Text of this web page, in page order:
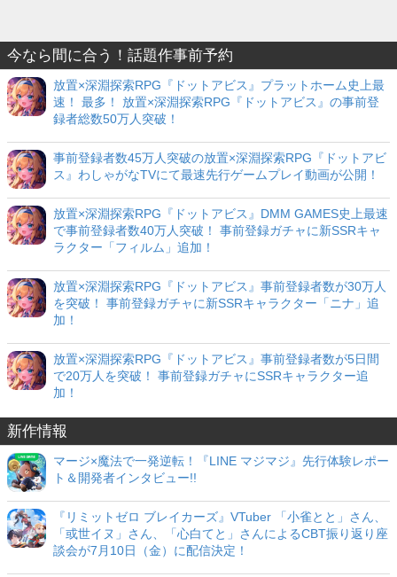
今なら間に合う！話題作事前予約
放置×深淵探索RPG『ドットアビス』プラットホーム史上最
速！ 最多！ 放置×深淵探索RPG『ドットアビス』の事前登
録者総数50万人突破！
事前登録者数45万人突破の放置×深淵探索RPG『ドットアビ
ス』わしゃがなTVにて最速先行ゲームプレイ動画が公開！
放置×深淵探索RPG『ドットアビス』DMM GAMES史上最速
で事前登録者数40万人突破！ 事前登録ガチャに新SSRキャ
ラクター「フィルム」追加！
放置×深淵探索RPG『ドットアビス』事前登録者数が30万人
を突破！ 事前登録ガチャに新SSRキャラクター「ニナ」追
加！
放置×深淵探索RPG『ドットアビス』事前登録者数が5日間
で20万人を突破！ 事前登録ガチャにSSRキャラクター追
加！
新作情報
マージ×魔法で一発逆転！『LINE マジマジ』先行体験レポー
ト＆開発者インタビュー!!
『リミットゼロ ブレイカーズ』VTuber 「小雀とと」さん、
「或世イヌ」さん、「心白てと」さんによるCBT振り返り座
談会が7月10日（金）に配信決定！